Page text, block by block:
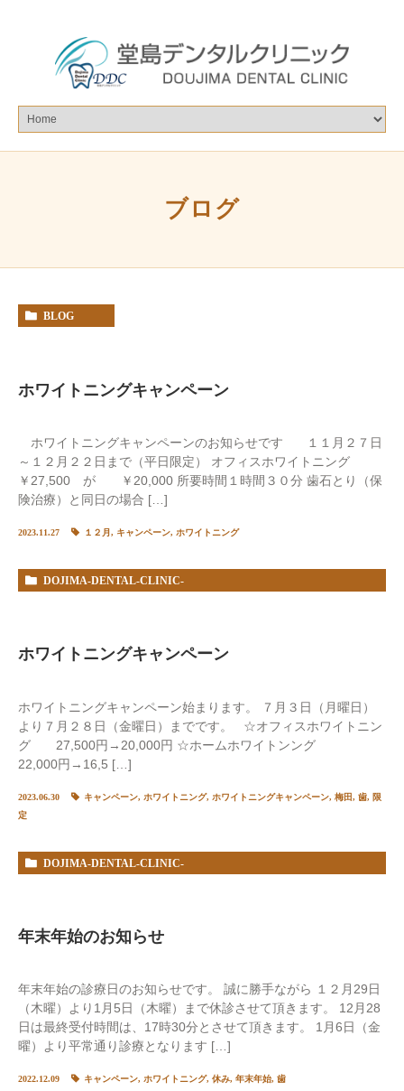
ブログ
BLOG
ホワイトニングキャンペーン
ホワイトニングキャンペーンのお知らせです １１月２７日
～１２月２２日まで（平日限定） オフィスホワイトニング
￥27,500 が ￥20,000 所要時間１時間３０分 歯石とり（保
険治療）と同日の場合 […]
2023.11.27 １２月 , キャンペーン, ホワイトニング
DOJIMA-DENTAL-CLINIC-
ホワイトニングキャンペーン
ホワイトニングキャンペーン始まります。 ７月３日（月曜日）
より７月２８日（金曜日）までです。 ☆オフィスホワイトニン
グ 27,500円→20,000円 ☆ホームホワイトンング
22,000円→16,5 […]
2023.06.30 キャンペーン, ホワイトニング, ホワイトニングキャンペーン, 梅田, 歯, 限
定
DOJIMA-DENTAL-CLINIC-
年末年始のお知らせ
年末年始の診療日のお知らせです。 誠に勝手ながら １２月29日
（木曜）より1月5日（木曜）まで休診させて頂きます。 12月28
日は最終受付時間は、17時30分とさせて頂きます。 1月6日（金
曜）より平常通り診療となります […]
2022.12.09 キャンペーン, ホワイトニング, 休み, 年末年始, 歯